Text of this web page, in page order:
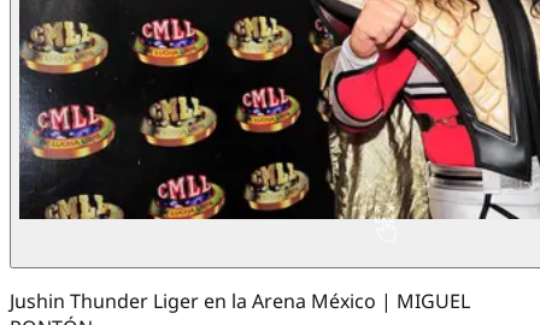
Jushin Thunder Liger en la Arena México | MIGUEL